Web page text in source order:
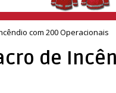
com 200 Operacionais
de